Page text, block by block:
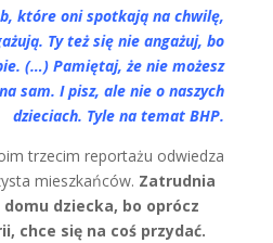
które oni spotkają na chwilę,
Ty też się nie angażuj, bo
(…) Pamiętaj, że nie możesz
sam. I pisz, ale nie o naszych
dzieciach. Tyle na temat BHP.
trzecim reportażu odwiedza
mieszkańców. Zatrudnia
dziecka, bo oprócz
chce się na coś przydać.